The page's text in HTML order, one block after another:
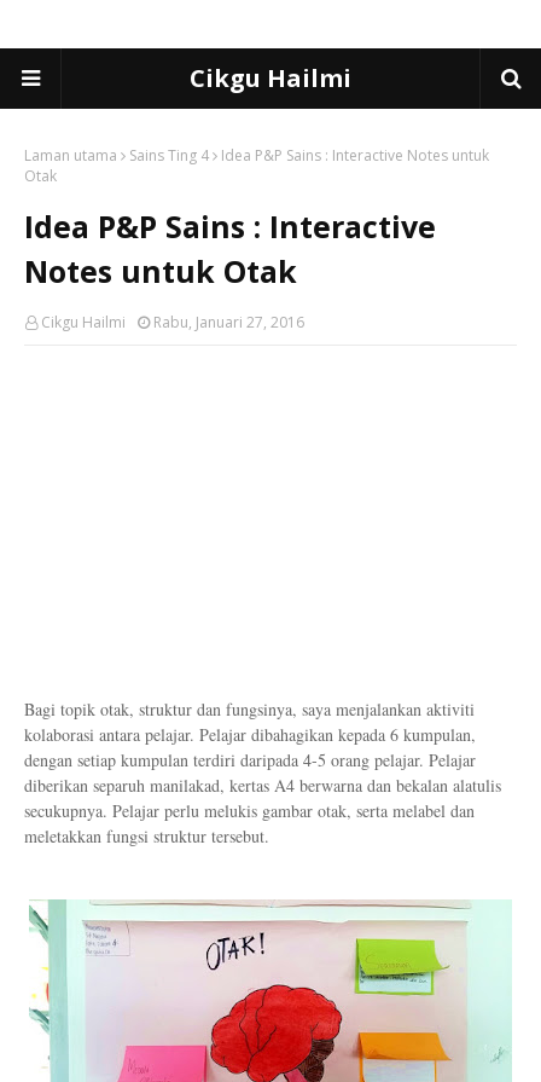
Cikgu Hailmi
Laman utama Sains Ting 4
Idea P&P Sains : Interactive Notes untuk
Otak
Idea P&P Sains : Interactive
Notes untuk Otak
Cikgu Hailmi Rabu, Januari 27, 2016
Bagi topik otak, struktur dan fungsinya, saya menjalankan aktiviti
kolaborasi antara pelajar. Pelajar dibahagikan kepada 6 kumpulan,
dengan setiap kumpulan terdiri daripada 4-5 orang pelajar. Pelajar
diberikan separuh manilakad, kertas A4 berwarna dan bekalan alatulis
secukupnya. Pelajar perlu melukis gambar otak, serta melabel dan
meletakkan fungsi struktur tersebut.